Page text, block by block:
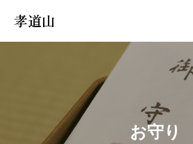
孝道山
お守り